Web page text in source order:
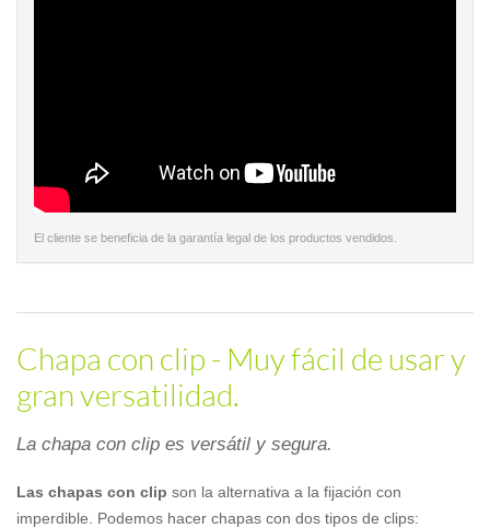
El cliente se beneficia de la garantía legal de los productos vendidos.
Chapa con clip - Muy fácil de usar y
gran versatilidad.
La chapa con clip es versátil y segura.
Las chapas con clip son la alternativa a la fijación con
imperdible. Podemos hacer chapas con dos tipos de clips: